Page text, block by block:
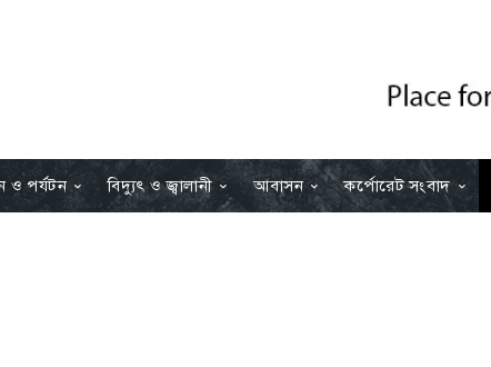
ও পর্যটন বিদ্যুৎ ও জ্বালানী আবাসন কর্পোরেট সংবাদ